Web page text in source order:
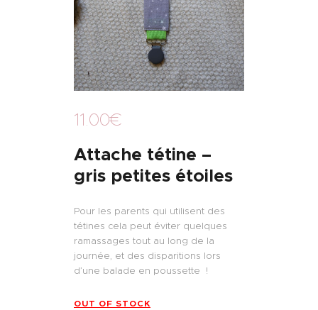
11.00€
Attache tétine –
gris petites étoiles
Pour les parents qui utilisent des
tétines cela peut éviter quelques
ramassages tout au long de la
journée, et des disparitions lors
d’une balade en poussette !
OUT OF STOCK